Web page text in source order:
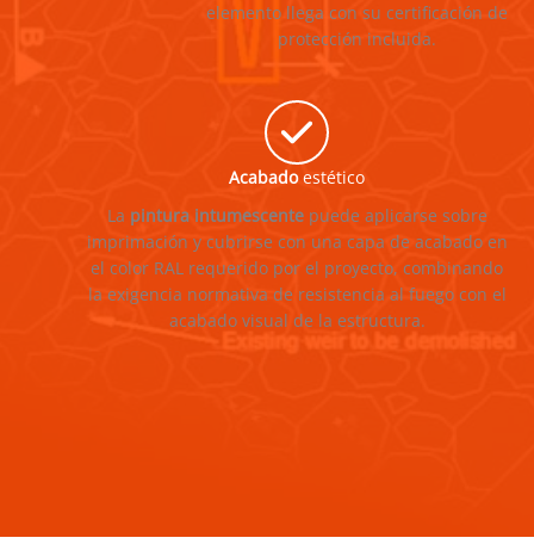
elemento llega con su certificación de
protección incluida.
Acabadoestético
La pintura intumescentepuede aplicarse sobre
imprimación y cubrirse con una capa de acabado en
el color RAL requerido por el proyecto, combinando
la exigencia normativa de resistencia al fuego con el
acabado visual de la estructura.